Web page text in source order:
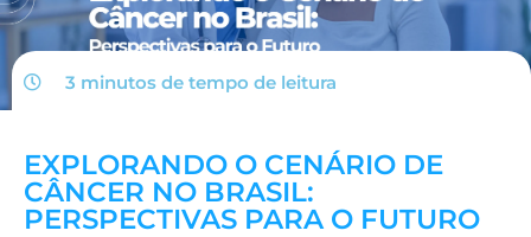
3 minutos de tempo de leitura
EXPLORANDO O CENÁRIO DE
CÂNCER NO BRASIL:
PERSPECTIVAS PARA O FUTURO